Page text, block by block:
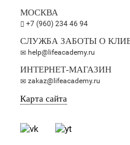
МОСКВА
+7 (960) 234 46 94
СЛУЖБА ЗАБОТЫ О
help@lifeacademy.ru
ИНТЕРНЕТ-МАГАЗИН
zakaz@lifeacademy.ru
Карта сайта